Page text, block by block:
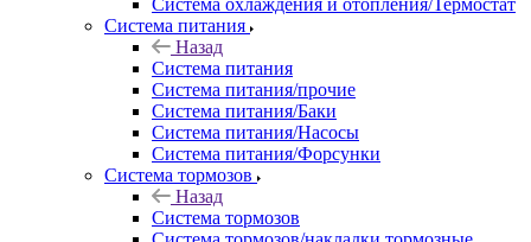
Система охлаждения и отопления/Термостат
Система питания
Назад
Система питания
Система питания/прочие
Система питания/Баки
Система питания/Насосы
Система питания/Форсунки
Система тормозов
Назад
Система тормозов